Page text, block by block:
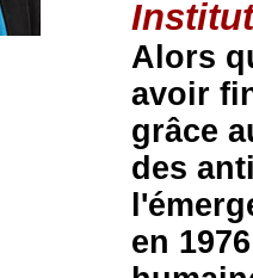
Alors
avoir
grâce
des
en